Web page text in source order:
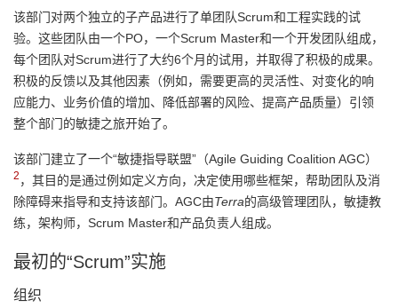
该部门对两个独立的子产品进行了单团队Scrum和工程实践的试
验。这些团队由一个PO，一个Scrum Master和一个开发团队组成，
每个团队对Scrum进行了大约6个月的试用，并取得了积极的成果。
积极的反馈以及其他因素（例如，需要更高的灵活性、对变化的响
应能力、业务价值的增加、降低部署的风险、提高产品质量）引领
整个部门的敏捷之旅开始了。
该部门建立了一个“敏捷指导联盟”（Agile Guiding Coalition AGC）
2 ，其目的是通过例如定义方向，决定使用哪些框架，帮助团队及消
除障碍来指导和支持该部门。AGC由Terra的高级管理团队，敏捷教
练，架构师，Scrum Master和产品负责人组成。
最初的“Scrum”实施
组织